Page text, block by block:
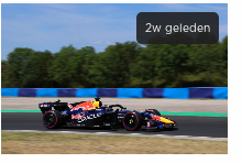
2w geleden